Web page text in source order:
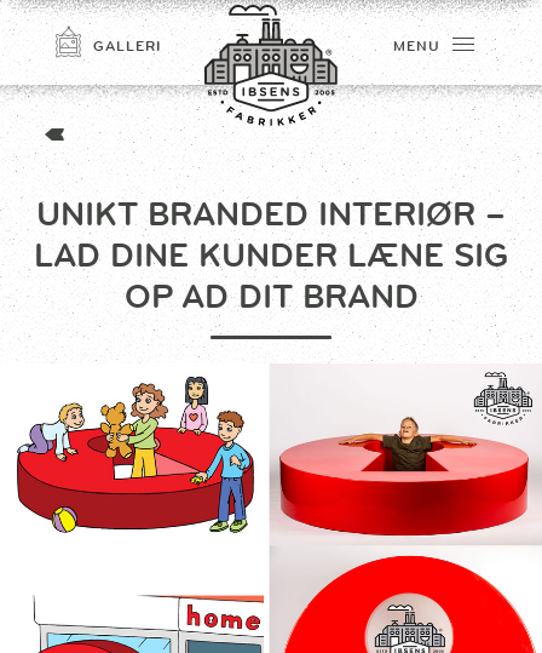
TILMELD
GALLERI MENU
UNIKT BRANDED INTERIØR –
LAD DINE KUNDER LÆNE SIG
OP AD DIT BRAND